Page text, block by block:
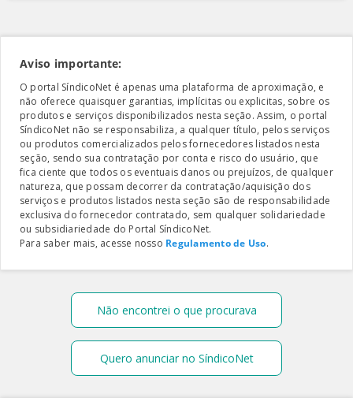
Aviso importante:
O portal SíndicoNet é apenas uma plataforma de aproximação, e
não oferece quaisquer garantias, implícitas ou explicitas, sobre os
produtos e serviços disponibilizados nesta seção. Assim, o portal
SíndicoNet não se responsabiliza, a qualquer título, pelos serviços
ou produtos comercializados pelos fornecedores listados nesta
seção, sendo sua contratação por conta e risco do usuário, que
fica ciente que todos os eventuais danos ou prejuízos, de qualquer
natureza, que possam decorrer da contratação/aquisição dos
serviços e produtos listados nesta seção são de responsabilidade
exclusiva do fornecedor contratado, sem qualquer solidariedade
ou subsidiariedade do Portal SíndicoNet.
Para saber mais, acesse nosso Regulamento de Uso.
Não encontrei o que procurava
Quero anunciar no SíndicoNet